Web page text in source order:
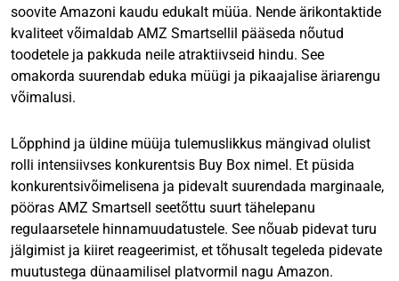
soovite Amazoni kaudu edukalt müüa. Nende ärikontaktide
kvaliteet võimaldab AMZ Smartsellil pääseda nõutud
toodetele ja pakkuda neile atraktiivseid hindu. See
omakorda suurendab eduka müügi ja pikaajalise äriarengu
võimalusi.
Lõpphind ja üldine müüja tulemuslikkus mängivad olulist
rolli intensiivses konkurentsis Buy Box nimel. Et püsida
konkurentsivõimelisena ja pidevalt suurendada marginaale,
pööras AMZ Smartsell seetõttu suurt tähelepanu
regulaarsetele hinnamuudatustele. See nõuab pidevat turu
jälgimist ja kiiret reageerimist, et tõhusalt tegeleda pidevate
muutustega dünaamilisel platvormil nagu Amazon.